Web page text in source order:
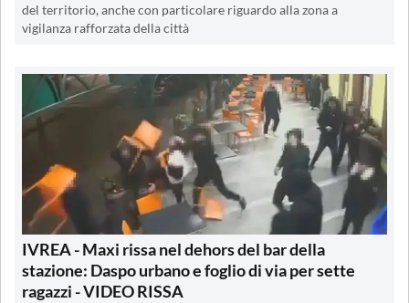
del territorio, anche con particolare riguardo alla zona a
vigilanza rafforzata della città
IVREA - Maxi rissa nel dehors del bar della
stazione: Daspo urbano e foglio di via per sette
ragazzi - VIDEO RISSA